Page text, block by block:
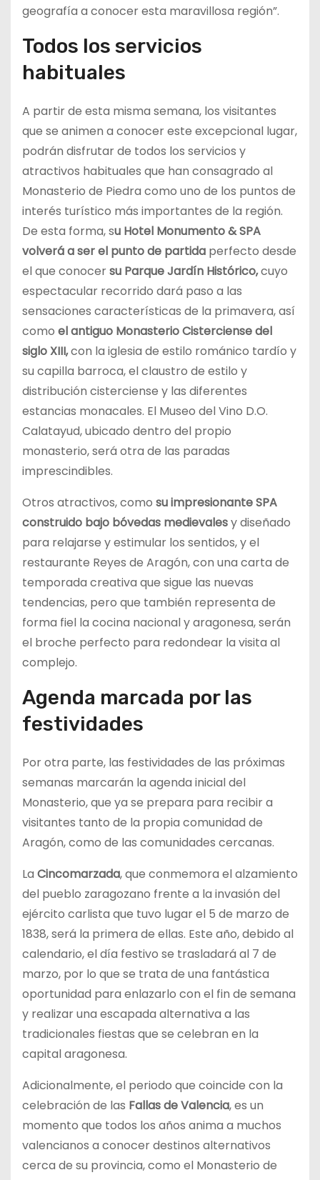
geografía a conocer esta maravillosa región”.
Todos los servicios
habituales
A partir de esta misma semana, los visitantes
que se animen a conocer este excepcional lugar,
podrán disfrutar de todos los servicios y
atractivos habituales que han consagrado al
Monasterio de Piedra como uno de los puntos de
interés turístico más importantes de la región.
De esta forma, su Hotel Monumento & SPA
volverá a ser el punto de partida perfecto desde
el que conocersu Parque Jardín Histórico,cuyo
espectacular recorrido dará paso a las
sensaciones características de la primavera, así
como el antiguo Monasterio Cisterciense del
siglo XIII,con la iglesia de estilo románico tardío y
su capilla barroca, el claustro de estilo y
distribución cisterciense y las diferentes
estancias monacales. El Museo del Vino D.O.
Calatayud, ubicado dentro del propio
monasterio, será otra de las paradas
imprescindibles.
Otros atractivos, como su impresionante SPA
construido bajo bóvedas medievalesy diseñado
para relajarse y estimular los sentidos, y el
restaurante Reyes de Aragón, con una carta de
temporada creativa que sigue las nuevas
tendencias, pero que también representa de
forma fiel la cocina nacional y aragonesa, serán
el broche perfecto para redondear la visita al
complejo.
Agenda marcada por las
festividades
Por otra parte, las festividades de las próximas
semanas marcarán la agenda inicial del
Monasterio, que ya se prepara para recibir a
visitantes tanto de la propia comunidad de
Aragón, como de las comunidades cercanas.
La Cincomarzada, que conmemora el alzamiento
del pueblo zaragozano frente a la invasión del
ejército carlista que tuvo lugar el 5 de marzo de
1838, será la primera de ellas. Este año, debido al
calendario, el día festivo se trasladará al 7 de
marzo, por lo que se trata de una fantástica
oportunidad para enlazarlo con el fin de semana
y realizar una escapada alternativa a las
tradicionales fiestas que se celebran en la
capital aragonesa.
Adicionalmente, el periodo que coincide con la
celebración de las Fallas de Valencia, es un
momento que todos los años anima a muchos
valencianos a conocer destinos alternativos
cerca de su provincia, como el Monasterio de